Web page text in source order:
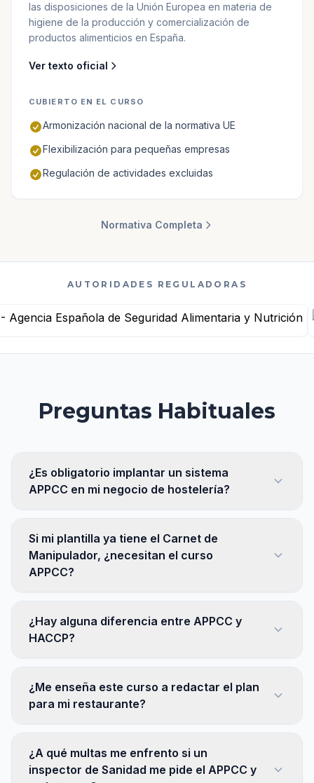
las disposiciones de la Unión Europea en materia de
higiene de la producción y comercialización de
productos alimenticios en España.
Ver texto oficial
CUBIERTO EN EL CURSO
Armonización nacional de la normativa UE
Flexibilización para pequeñas empresas
Regulación de actividades excluidas
Normativa Completa
AUTORIDADES REGULADORAS
Preguntas Habituales
¿Es obligatorio implantar un sistema
APPCC en mi negocio de hostelería?
Si mi plantilla ya tiene el Carnet de
Manipulador, ¿necesitan el curso
APPCC?
¿Hay alguna diferencia entre APPCC y
HACCP?
¿Me enseña este curso a redactar el plan
para mi restaurante?
¿A qué multas me enfrento si un
inspector de Sanidad me pide el APPCC y